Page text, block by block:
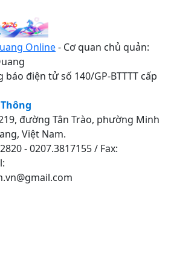
Online- Cơ quan chủ quản:
điện tử số 140/GP-BTTTT cấp
đường Tân Trào, phường Minh
Việt Nam.
- 0207.3817155 / Fax: